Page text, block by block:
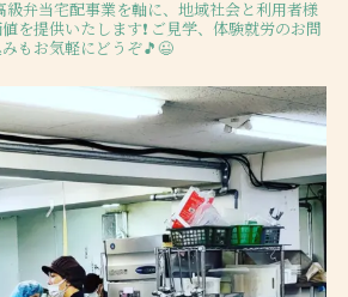
級弁当宅配事業を軸に、地域社会と利用者様
を提供いたします❗️ご見学、体験就労のお問
もお気軽にどうぞ🎵😉